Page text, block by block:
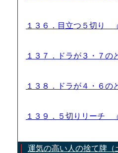
１３６．目立つ５切り
１３７．ドラが３・７
１３８．ドラが４・６
１３９．５切りリーチ
運気の高い人の捨て牌（